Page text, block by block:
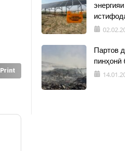
Print
Партов
пинҳонӣ